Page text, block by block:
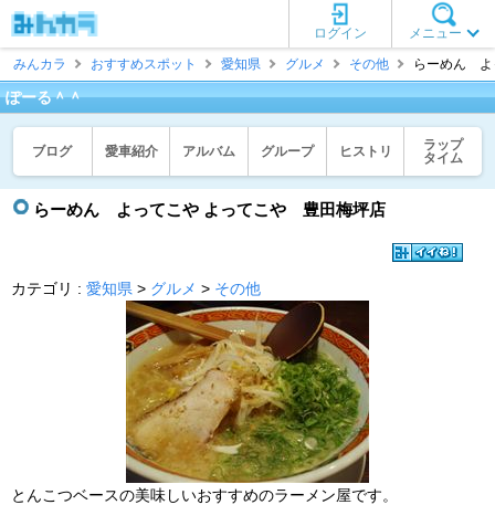
メニュー
ログイン
みんカラ
おすすめスポット 愛知県 グルメ その他 らーめん よ
ぽーる＾＾
ブログ 愛車紹介 アルバム グループ ヒストリ
ラップ
タイム
らーめん よってこや よってこや 豊田梅坪店
カテゴリ : 愛知県 > グルメ > その他
とんこつベースの美味しいおすすめのラーメン屋です。